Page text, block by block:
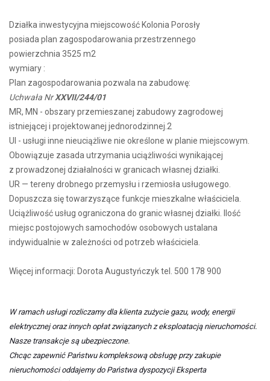
Działka inwestycyjna miejscowość Kolonia Porosły
posiada plan zagospodarowania przestrzennego
powierzchnia 3525 m2
wymiary :
Plan zagospodarowania pozwala na zabudowę:
Uchwała NrXXVII/244/01
MR, MN - obszary przemieszanej zabudowy zagrodowej
istniejącej i projektowanej jednorodzinnej.2
UI - usługi inne nieuciążliwe nie określone w planie miejscowym.
Obowiązuje zasada utrzymania uciążliwości wynikającej
z prowadzonej działalności w granicach własnej działki.
UR — tereny drobnego przemysłu i rzemiosła usługowego.
Dopuszcza się towarzyszące funkcje mieszkalne właściciela.
Uciążliwość usług ograniczona do granic własnej działki. Ilość
miejsc postojowych samochodów osobowych ustalana
indywidualnie w zależności od potrzeb właściciela.
Więcej informacji: Dorota Augustyńczyk tel. 500 178 900
W ramach usługi rozliczamy dla klienta zużycie gazu, wody, energii
elektrycznej oraz innych opłat związanych z eksploatacją nieruchomości.
Nasze transakcje są ubezpieczone.
Chcąc zapewnić Państwu kompleksową obsługę przy zakupie
nieruchomości oddajemy do Państwa dyspozycji Eksperta